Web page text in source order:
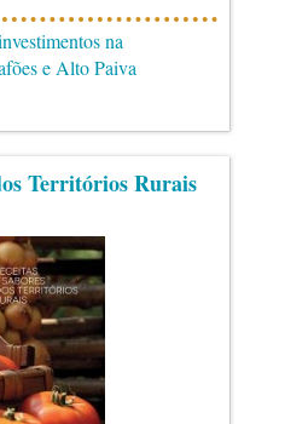
na
e Alto Paiva
Territórios Rurais